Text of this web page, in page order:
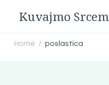
Kuvajmo Srcem
Home / poslastica